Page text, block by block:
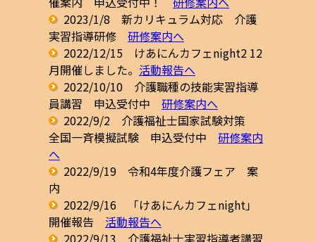
2023/1/8 新カリキュラム対応 介護
実習指導研修 研修案内へ
2022/12/15 けあにんカフェnight2 12
月開催しました。 活動報告へ
2022/10/10 介護職種の技能実習指導
員講習 申込受付中 研修案内へ
2022/9/2 介護福祉士国家試験対策
全国一斉模擬試験 申込受付中 研修案内
へ
2022/9/19 令和4年度介護フェア 案
内
2022/9/16 「けあにんカフェnight」
開催報告 活動報告へ
2022/9/13 介護福祉士実習指導者講習